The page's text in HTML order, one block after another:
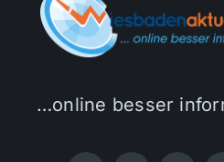
…online besser